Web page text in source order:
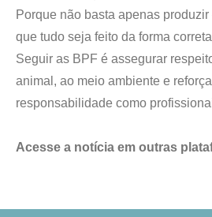
Porque não basta apenas
que tudo seja feito da forma
Seguir as BPF é assegurar
animal, ao meio ambiente e
responsabilidade como
Acesse a notícia em outras